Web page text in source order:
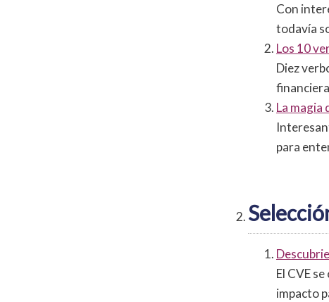
Con
todavía
Los 10
Diez
La magia
para
El CVE
impacto